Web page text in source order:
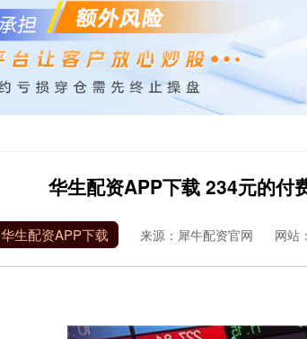
华生配资APP下载 234元的付
华生配资APP下载 来源：犀牛配资官网 网站